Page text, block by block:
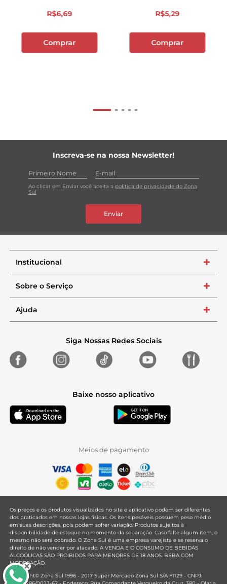
R$6,69
Comprar
R$5,29
Comprar
Inscreva-se na nossa Newsletter!
Ao clicar em Enviar você aceita a política de privacidade do Zona
Sul
Enviar
Institucional +
Sobre o Serviço +
Ajuda +
Siga Nossas Redes Sociais
Baixe nosso aplicativo
Meios de pagamento
Os preços e os produtos visualizados no site e aplicativo podem ser diferentes
dos praticados em nossas lojas físicas. Os itens pesáveis possuem peso médio
em suas descrições, pois podem sofrer variação. Produtos sujeitos à
disponibilidade de estoque no momento da separação. Caso falte algum item, o
mesmo não será cobrado. O Zona Sul é uma empresa varejista e se reserva o
direito de não vender por atacado. A VENDA E O CONSUMO DE BEBIDAS
ALCOÓLICAS SÃO PROIBIDOS PARA MENORES DE 18 ANOS. BEBA COM
MODERAÇÃO.
Copyright© Zona Sul 1996 - 2017 Super Mercado Zona Sul S/A F1129 - CNPJ: